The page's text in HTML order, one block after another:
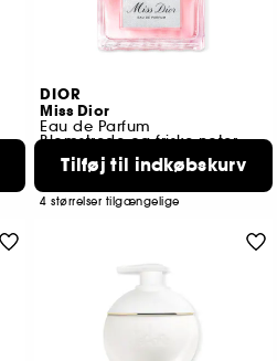
DIOR
Miss Dior
Eau de Parfum
Blomstrede og friske noter
2501
639,00 KR
4 størrelser tilgængelige
Tilføj til indkøbskurv